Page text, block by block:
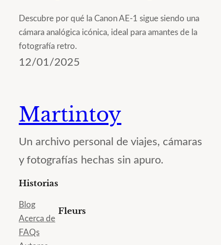
Descubre por qué la Canon AE-1 sigue siendo una
cámara analógica icónica, ideal para amantes de la
fotografía retro.
12/01/2025
Martintoy
Un archivo personal de viajes, cámaras
y fotografías hechas sin apuro.
Historias
Blog
Acerca de
FAQs
Fleurs